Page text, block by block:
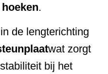
.
de lengterichting
wat zorgt
bij het